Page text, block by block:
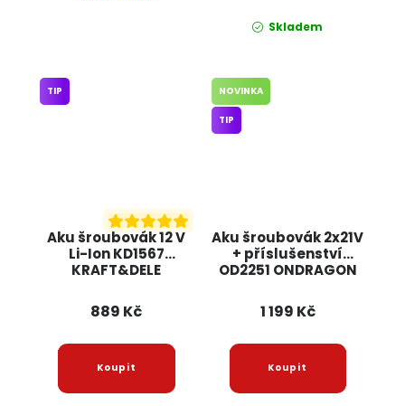
Skladem
Aku šroubovák 12 V
Li-Ion KD1567
KRAFT&DELE
TIP
889 Kč
Aku šroubovák 2x21V
+ příslušenství
OD2251 ONDRAGON
NOVINKA
TIP
1 199 Kč